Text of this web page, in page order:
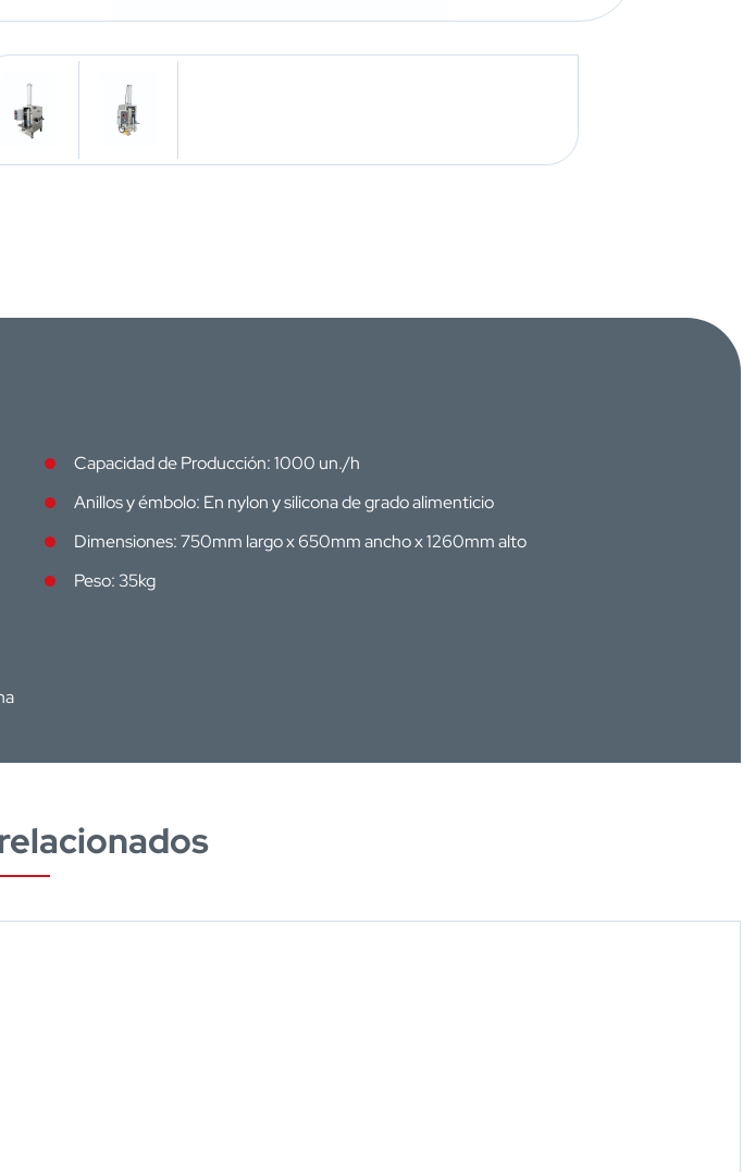
Capacidad de Producción: 1000 un./h
Anillos y émbolo: En nylon y silicona de grado alimenticio
Dimensiones: 750mm largo x 650mm ancho x 1260mm alto
Peso: 35kg